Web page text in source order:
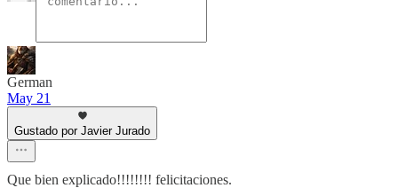
German
May 21
Gustado por Javier Jurado
Que bien explicado!!!!!!!! felicitaciones.